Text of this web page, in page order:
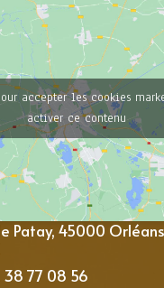
accepter les cookies
activer ce contenu
Patay, 45000
38 77 08 56